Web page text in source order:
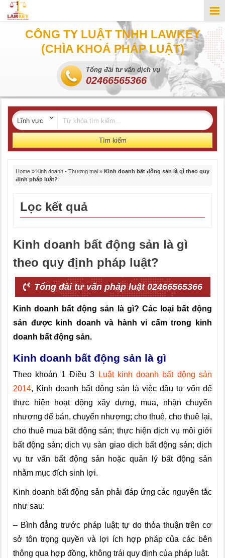
CÔNG TY LUẬT TNHH LAWKEY
(CHÌA KHOÁ PHÁP LUẬT)
Tổng đài tư vấn dịch vụ
02466565366
Tìm kiếm
Home » Kinh doanh - Thương mại » Kinh doanh bất động sản là gì theo quy
định pháp luật?
Lọc kết quả
Kinh doanh bất động sản là gì
theo quy định pháp luật?
Tổng đài tư vấn pháp luật 02466565366
Kinh doanh bất động sản là gì? Các loại bất động
sản được kinh doanh và hành vi cấm trong kinh
doanh bất động sản.
Kinh doanh bất động sản là gì
Theo khoản 1 Điều 3
Luật kinh doanh bất động sản
2014, Kinh doanh bất động sản là việc đầu tư vốn để
thực hiện hoạt động xây dựng, mua, nhận chuyển
nhượng để bán, chuyển nhượng; cho thuê, cho thuê lại,
cho thuê mua bất động sản; thực hiện dịch vụ môi giới
bất động sản; dịch vụ sàn giao dịch bất động sản; dịch
vụ tư vấn bất động sản hoặc quản lý bất động sản
nhằm mục đích sinh lợi.
Kinh doanh bất động sản phải đáp ứng các nguyên tắc
như sau:
– Bình đẳng trước pháp luật; tự do thỏa thuận trên cơ
sở tôn trọng quyền và lợi ích hợp pháp của các bên
thông qua hợp đồng, không trái quy định của pháp luật.